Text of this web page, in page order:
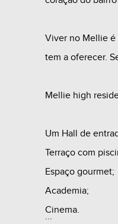
Viver no Mellie é
tem a oferecer.
Mellie high
Um Hall de
Terraço com
Espaço gourmet;
Academia;
Cinema.